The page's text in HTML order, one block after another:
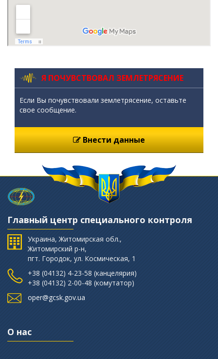
Я ПОЧУВСТВОВАЛ ЗЕМЛЕТРЯСЕНИЕ
Если Вы почувствовали землетрясение, оставьте
свое сообщение.
Внести данные
Главный центр специального контроля
Украина, Житомирская обл.,
Житомирский р-н,
пгт. Городок, ул. Космическая, 1
+38 (04132) 4-23-58 (канцелярия)
+38 (‎04132) 2-00-48 (комутатор)
oper@gcsk.gov.ua
О нас